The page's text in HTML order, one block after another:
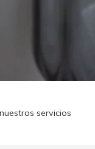
servicios